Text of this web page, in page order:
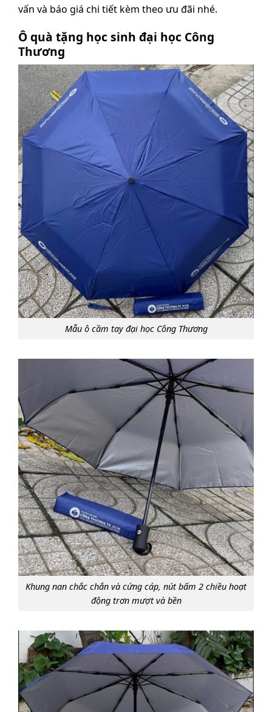
vấn và báo giá chi tiết kèm theo ưu đãi nhé.
Ô quà tặng học sinh đại học Công
Thương
Mẫu ô cầm tay đại học Công Thương
Khung nan chắc chắn và cứng cáp, nút bấm 2 chiều hoạt
động trơn mượt và bền